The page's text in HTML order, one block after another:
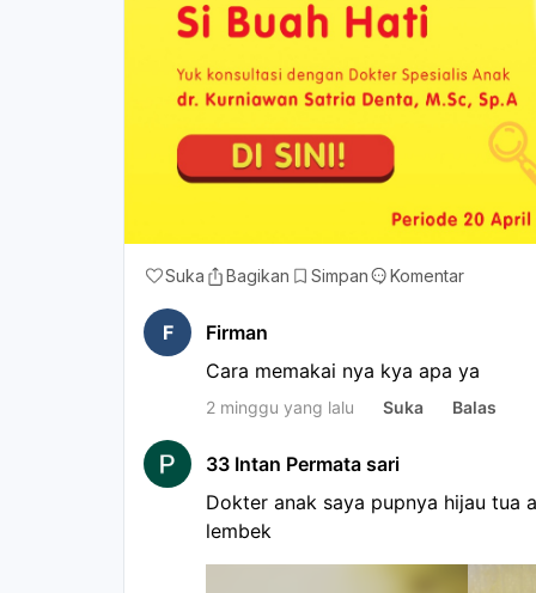
Suka Bagikan Simpan Komentar
F
Firman
Cara memakai nya kya apa ya
2 minggu yang lalu Suka Balas
33 Intan Permata sari
Dokter anak saya pupnya hijau tua
lembek